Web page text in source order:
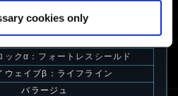
cookies only
間ランキング
ックα：フォートレスシールド
ウェイブβ：ライフライン
バラージュ